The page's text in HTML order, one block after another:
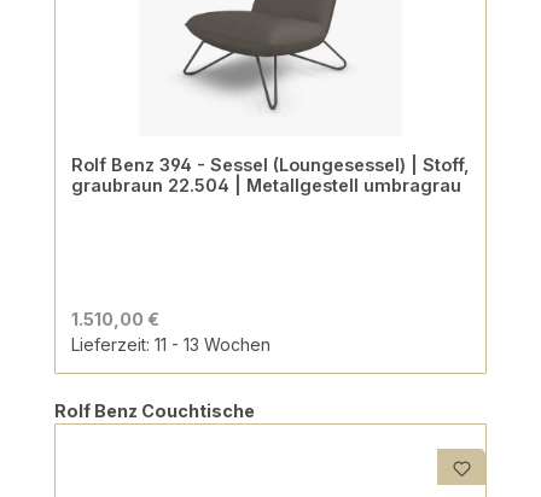
Rolf Benz 394 - Sessel (Loungesessel) | Stoff,
graubraun 22.504 | Metallgestell umbragrau
1.510,00 €
Lieferzeit: 11 - 13 Wochen
Produktgalerie überspringen
Rolf Benz Couchtische